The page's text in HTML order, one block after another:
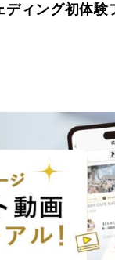
ディング初体験